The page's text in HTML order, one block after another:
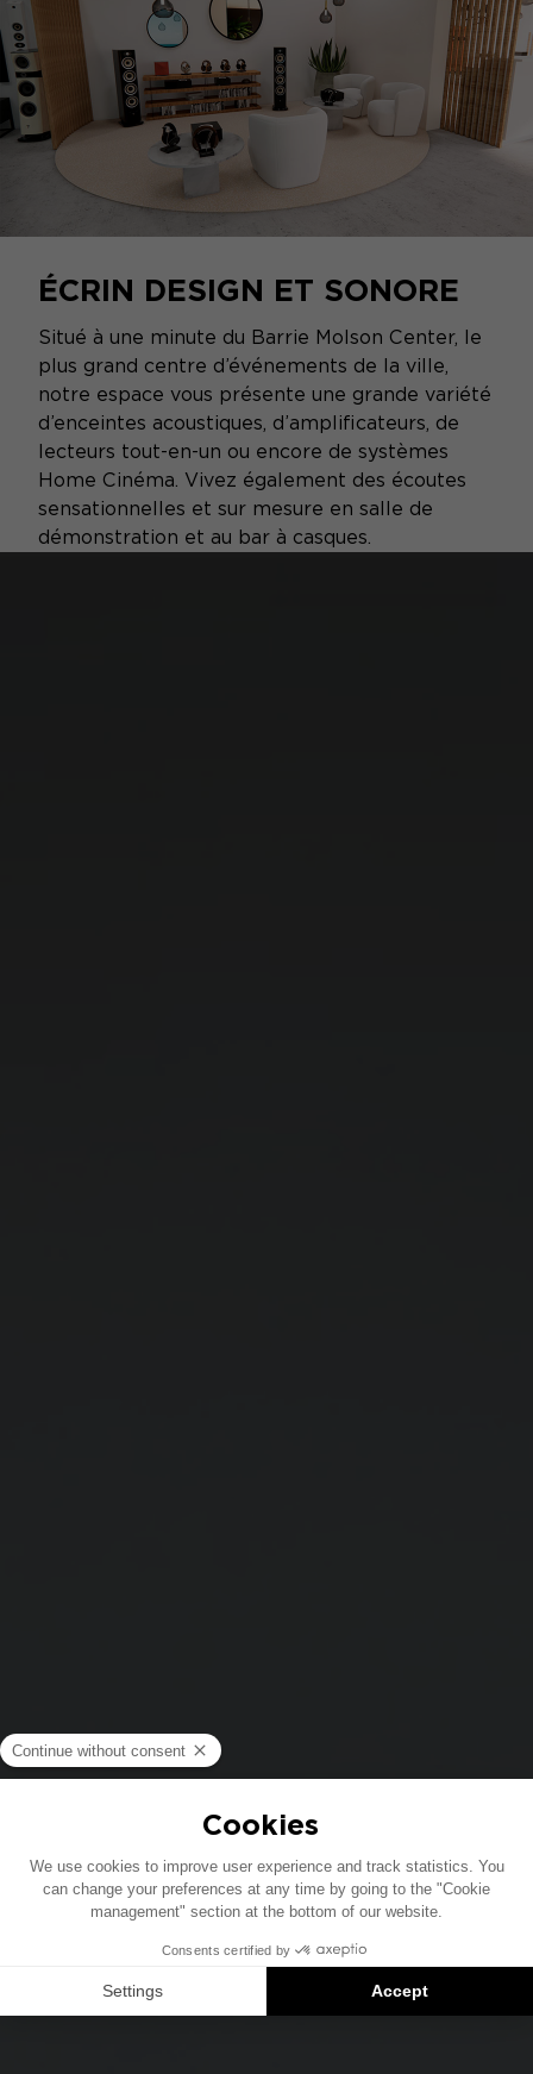
ÉCRIN DESIGN ET SONORE
Situé à une minute du Barrie Molson Center, le
plus grand centre d’événements de la ville,
notre espace vous présente une grande variété
d’enceintes acoustiques, d’amplificateurs, de
lecteurs tout-en-un ou encore de systèmes
Home Cinéma. Vivez également des écoutes
sensationnelles et sur mesure en salle de
démonstration et au bar à casques.